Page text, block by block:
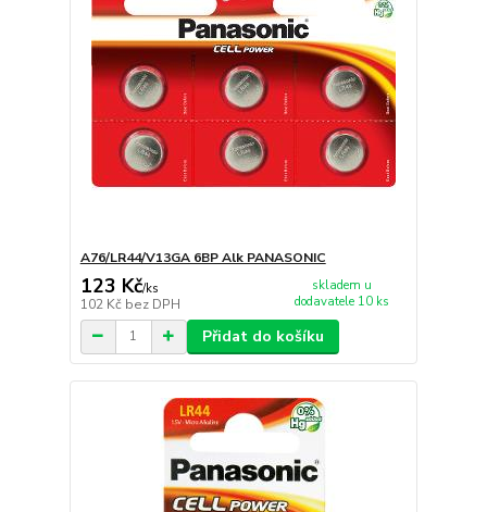
A76/LR44/V13GA 6BP Alk PANASONIC
123 Kč/ks
102 Kč bez DPH
skladem u
dodavatele 10 ks
Přidat do košíku